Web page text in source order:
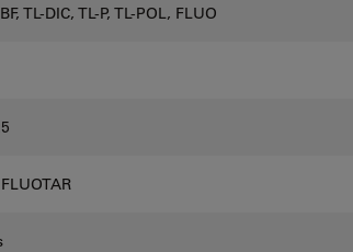
TL-DIC, TL-P, TL-POL, FLUO